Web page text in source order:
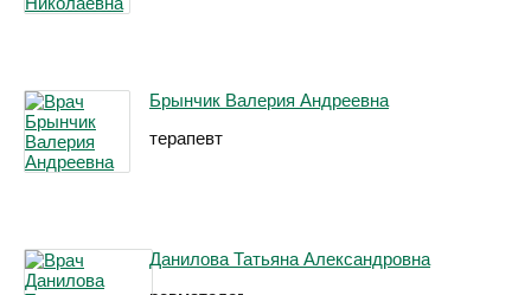
Брынчик Валерия Андреевна
терапевт
Данилова Татьяна Александровна